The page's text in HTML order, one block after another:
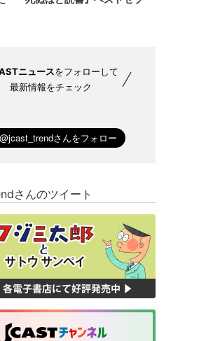
ニュースをフォローして
最新情報をチェック
さんのツイート